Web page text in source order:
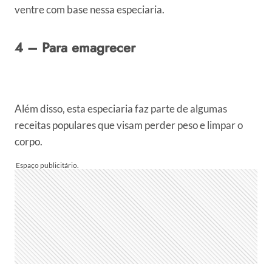
ventre com base nessa especiaria.
4 – Para emagrecer
Além disso, esta especiaria faz parte de algumas
receitas populares que visam perder peso e limpar o
corpo.